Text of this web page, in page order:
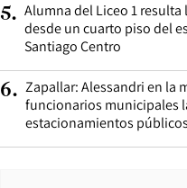
5. Alumna del Liceo 1 resulta
desde un cuarto piso del
Santiago Centro
6. Zapallar: Alessandri en la
funcionarios municipales
estacionamientos públicos